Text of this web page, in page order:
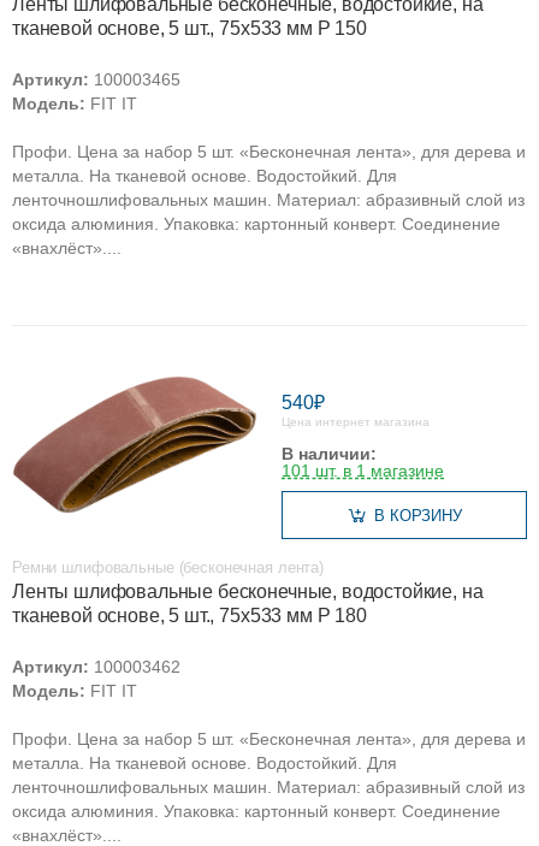
Ленты шлифовальные бесконечные, водостойкие, на
тканевой основе, 5 шт., 75х533 мм Р 150
Артикул: 100003465
Модель: FIT IT
Профи. Цена за набор 5 шт. «Бесконечная лента», для дерева и
металла. На тканевой основе. Водостойкий. Для
ленточношлифовальных машин. Материал: абразивный слой из
оксида алюминия. Упаковка: картонный конверт. Соединение
«внахлёст»....
540₽
Цена интернет магазина
В наличии:
101 шт. в 1 магазине
В КОРЗИНУ
Ремни шлифовальные (бесконечная лента)
Ленты шлифовальные бесконечные, водостойкие, на
тканевой основе, 5 шт., 75х533 мм Р 180
Артикул: 100003462
Модель: FIT IT
Профи. Цена за набор 5 шт. «Бесконечная лента», для дерева и
металла. На тканевой основе. Водостойкий. Для
ленточношлифовальных машин. Материал: абразивный слой из
оксида алюминия. Упаковка: картонный конверт. Соединение
«внахлёст»....